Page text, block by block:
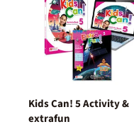
Kids Can! 5 Activity &
extrafun